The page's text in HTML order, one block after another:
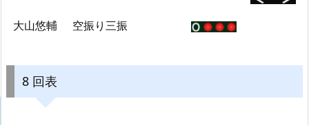
大山悠輔 空振り三振
8 回表